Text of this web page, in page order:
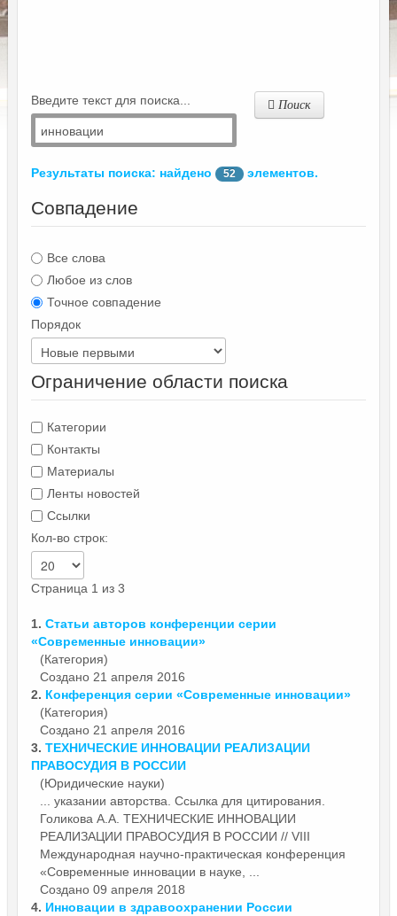
Введите текст для поиска... Поиск
Результаты поиска: найдено 52 элементов.
Совпадение
Все слова
Любое из слов
Точное совпадение
Порядок
Ограничение области поиска
Категории
Контакты
Материалы
Ленты новостей
Ссылки
Кол-во строк:
Страница 1 из 3
1. Статьи авторов конференции серии
«Современные инновации»
(Категория)
Создано 21 апреля 2016
2. Конференция серии «Современные инновации»
(Категория)
Создано 21 апреля 2016
3. ТЕХНИЧЕСКИЕ ИННОВАЦИИ РЕАЛИЗАЦИИ
ПРАВОСУДИЯ В РОССИИ
(Юридические науки)
... указании авторства. Ссылка для цитирования.
Голикова А.А. ТЕХНИЧЕСКИЕ ИННОВАЦИИ
РЕАЛИЗАЦИИ ПРАВОСУДИЯ В РОССИИ // VIII
Международная научно-практическая конференция
«Современные инновации в науке, ...
Создано 09 апреля 2018
4. Инновации в здравоохранении России